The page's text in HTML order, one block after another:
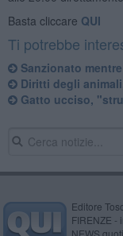
Basta cliccare QUI
Ti potrebbe
Sanzionato
Diritti degli
Gatto ucciso,
Editore
FIRENZE -
NEWS